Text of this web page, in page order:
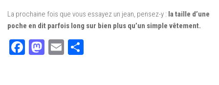
La prochaine fois que vous essayez un jean, pensez-y : la taille d’une
poche en dit parfois long sur bien plus qu’un simple vêtement.
Facebook
Mastodon
Email